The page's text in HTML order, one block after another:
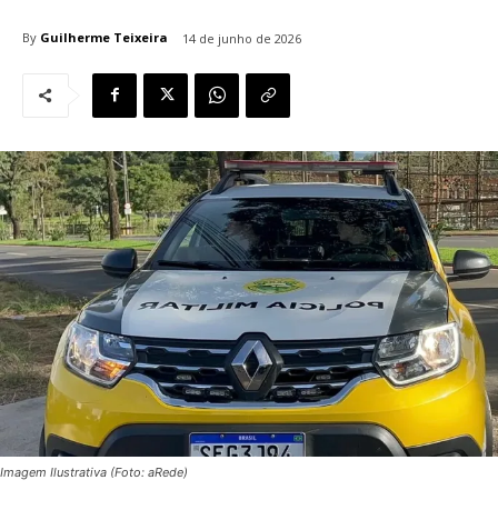
By Guilherme Teixeira 14 de junho de 2026
Imagem Ilustrativa (Foto: aRede)